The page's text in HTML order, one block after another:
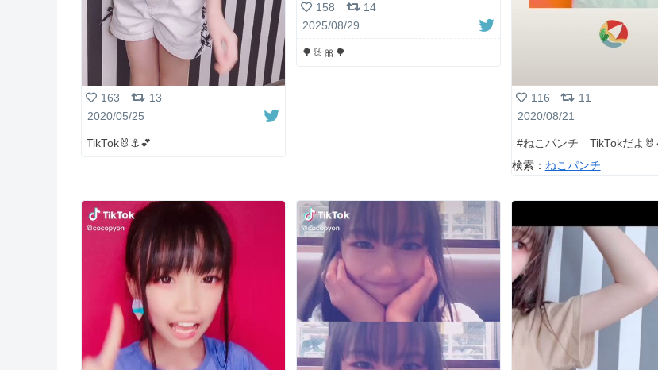
163
13
2020/05/25
TikTok🐰⚓️💕
158
14
2025/08/29
🌳🐰🎀🌳
116
11
2020/08/21
#ねこパンチ TikTokだよ
検索： ねこパンチ